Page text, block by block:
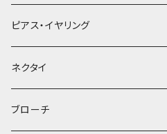
ヘアクリップ
ヘッドドレス・カチューシャ
ヘアゴム
ピアス・イヤリング
ネクタイ
ブローチ